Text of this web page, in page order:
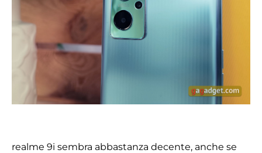
realme 9i sembra abbastanza decente, anche se